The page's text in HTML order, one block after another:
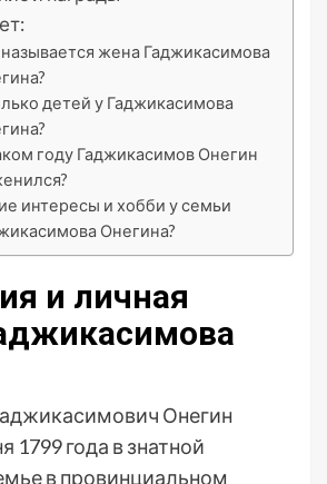
называется жена Гаджикасимова
детей у Гаджикасимова
году Гаджикасимов Онегин
интересы и хобби у семьи
Онегина?
и личная
Онегин
1799 года в знатной
в провинциальном